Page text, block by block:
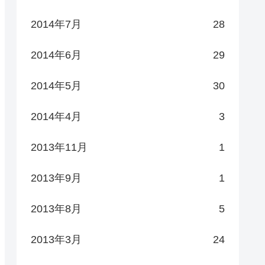
2014年7月 28
2014年6月 29
2014年5月 30
2014年4月 3
2013年11月 1
2013年9月 1
2013年8月 5
2013年3月 24